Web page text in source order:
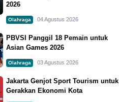
2026
Olahraga 04 Agustus 2026
PBVSI Panggil 18 Pemain untuk
Asian Games 2026
Olahraga 03 Agustus 2026
Jakarta Genjot Sport Tourism untuk
Gerakkan Ekonomi Kota